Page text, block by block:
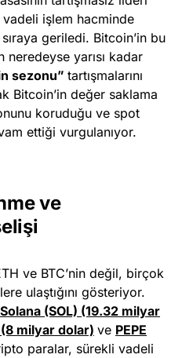
işlem hacminde
geriledi. Bitcoin’in bu
neredeyse yarısı kadar
sezonu” tartışmalarını
Bitcoin’in değer saklama
koruduğu ve spot
ettiği vurgulanıyor.
ve
ve BTC’nin değil, birçok
ulaştığını gösteriyor.
Solana (SOL) (19.32 milyar
milyar dolar) ve PEPE
paralar, sürekli vadeli